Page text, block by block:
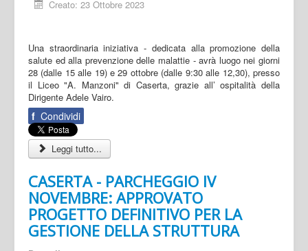
Creato: 23 Ottobre 2023
Una straordinaria iniziativa - dedicata alla promozione della
salute ed alla prevenzione delle malattie - avrà luogo nei giorni
28 (dalle 15 alle 19) e 29 ottobre (dalle 9:30 alle 12,30), presso
il Liceo "A. Manzoni" di Caserta, grazie all’ ospitalità della
Dirigente Adele Vairo.
f Condividi
Leggi tutto...
CASERTA - PARCHEGGIO IV
NOVEMBRE: APPROVATO
PROGETTO DEFINITIVO PER LA
GESTIONE DELLA STRUTTURA